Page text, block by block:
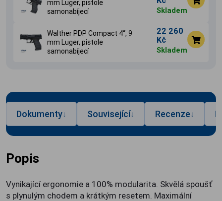
mm Luger, pistole
samonabíjecí
Skladem
Walther PDP Compact 4‘‘, 9
mm Luger, pistole
samonabíjecí
22 260
Kč
Skladem
Dokumenty↓ Související↓ Recenze↓
Popis
Vynikající ergonomie a 100% modularita. Skvělá spoušť
s plynulým chodem a krátkým resetem. Maximální